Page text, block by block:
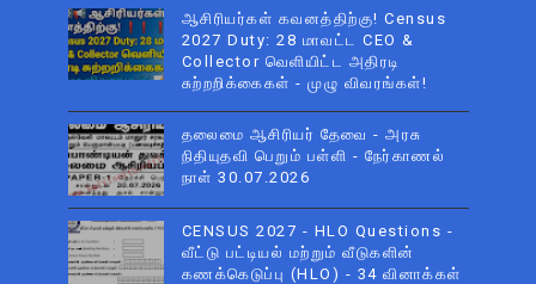
ஆசிரியர்கள் கவனத்திற்கு! Census
2027 Duty: 28 மாவட்ட CEO &
Collector வெளியிட்ட அதிரடி
சுற்றறிக்கைகள் - முழு விவரங்கள்!
தலைமை ஆசிரியர் தேவை - அரசு
நிதியுதவி பெறும் பள்ளி - நேர்காணல்
நாள் 30.07.2026
CENSUS 2027 - HLO Questions -
வீட்டு பட்டியல் மற்றும் வீடுகளின்
கணக்கெடுப்பு (HLO) - 34 வினாக்கள்